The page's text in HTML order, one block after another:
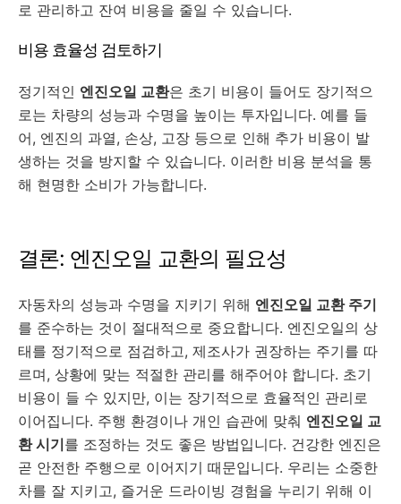
로 관리하고 잔여 비용을 줄일 수 있습니다.
비용 효율성 검토하기
정기적인 엔진오일 교환은 초기 비용이 들어도 장기적으
로는 차량의 성능과 수명을 높이는 투자입니다. 예를 들
어, 엔진의 과열, 손상, 고장 등으로 인해 추가 비용이 발
생하는 것을 방지할 수 있습니다. 이러한 비용 분석을 통
해 현명한 소비가 가능합니다.
결론: 엔진오일 교환의 필요성
자동차의 성능과 수명을 지키기 위해 엔진오일 교환 주기
를 준수하는 것이 절대적으로 중요합니다. 엔진오일의 상
태를 정기적으로 점검하고, 제조사가 권장하는 주기를 따
르며, 상황에 맞는 적절한 관리를 해주어야 합니다. 초기
비용이 들 수 있지만, 이는 장기적으로 효율적인 관리로
이어집니다. 주행 환경이나 개인 습관에 맞춰 엔진오일 교
환 시기를 조정하는 것도 좋은 방법입니다. 건강한 엔진은
곧 안전한 주행으로 이어지기 때문입니다. 우리는 소중한
차를 잘 지키고, 즐거운 드라이빙 경험을 누리기 위해 이